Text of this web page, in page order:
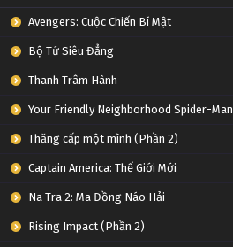
Avengers: Cuộc Chiến Bí Mật
Bộ Tứ Siêu Đẳng
Thanh Trâm Hành
Your Friendly Neighborhood Spider-Man
Thăng cấp một mình (Phần 2)
Captain America: Thế Giới Mới
Na Tra 2: Ma Đồng Náo Hải
Rising Impact (Phần 2)